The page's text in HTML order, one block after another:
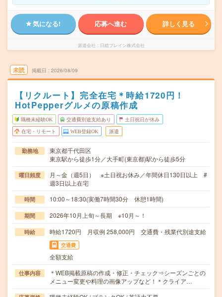
気になる! 応募へ進む 詳しく見る
派遣会社 日総ブレイン株式会社
未読 掲載日 2026/08/09
【リクルート】完全在宅＊時給1720円！
HotPepperグルメの原稿作成
職種未経験OK 交通費別途支給あり 土日祝日が休み
在宅・リモート WEB登録OK 派遣
勤務地
東京都千代田区
東京駅から徒歩1分／大手町(東京都)駅から徒歩5分
曜日頻度
月～金（週5日） ※土日祝お休み／年間休日130日以上 #
週3日以上在宅
時間 10:00～18:30(実働7時間30分 休憩1時間)
期間 2026年10月上旬～長期 ※10月～！
時給 時給1720円 月収例 258,000円 交通費・残業代別途支給
交通費
全額支給
仕事内容
＊WEB掲載原稿の作成・修正・チェック⇒シーズンごとの
メニュー変更や料理の画像アップなど！＊クライア…